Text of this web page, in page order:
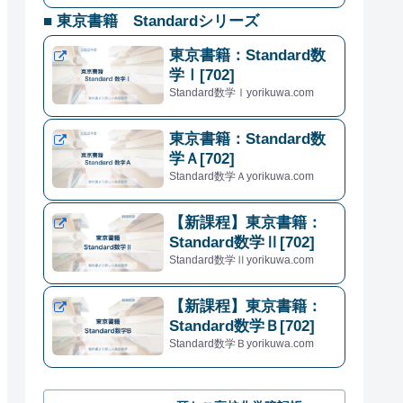
■ 東京書籍 Standardシリーズ
東京書籍：Standard数
学Ⅰ[702]
Standard数学Ⅰyorikuwa.com
東京書籍：Standard数
学Ａ[702]
Standard数学Ａyorikuwa.com
【新課程】東京書籍：
Standard数学Ⅱ[702]
Standard数学Ⅱyorikuwa.com
【新課程】東京書籍：
Standard数学Ｂ[702]
Standard数学Ｂyorikuwa.com